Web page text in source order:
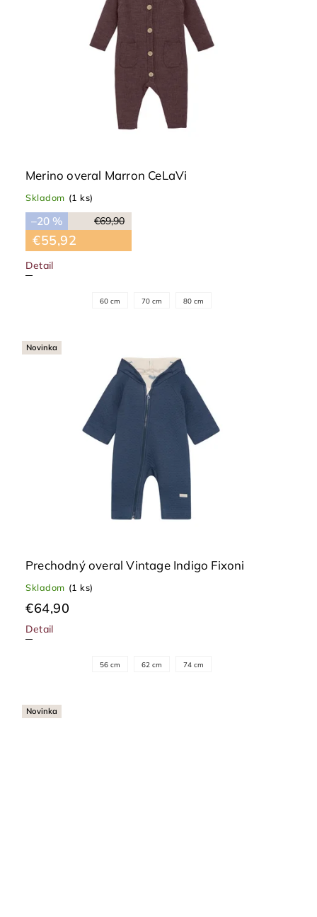
Merino overal Marron CeLaVi
Skladom (1 ks)
€69,90
–20 %
€55,92
Detail
60 cm 70 cm 80 cm
Novinka
Prechodný overal Vintage Indigo Fixoni
Skladom (1 ks)
€64,90
Detail
56 cm 62 cm 74 cm
Novinka